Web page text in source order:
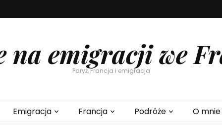
na emigracji we
Paryż, Francja i emigracja
Emigracja Francja Podróże O mnie